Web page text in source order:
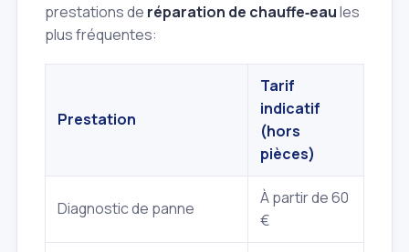
prestations de réparation de chauffe‑eaules
plus fréquentes:
Prestation
Tarif
indicatif
(hors
pièces)
Diagnostic de panne
À partir de 60
€